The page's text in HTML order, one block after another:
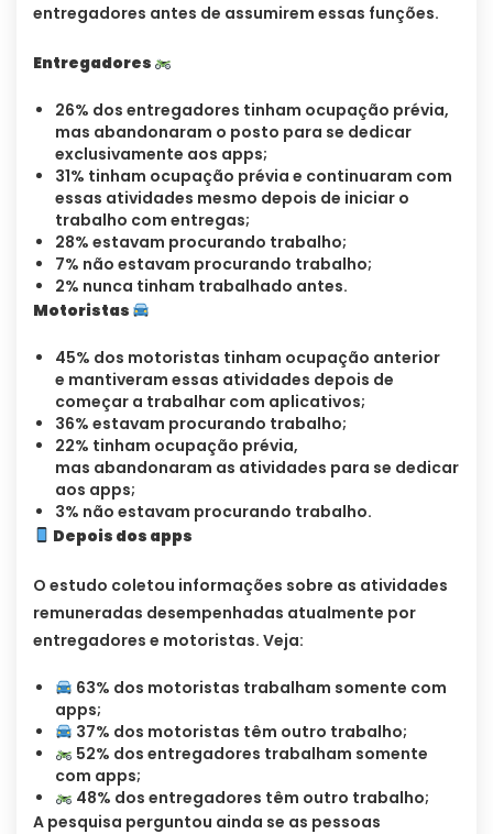
entregadores antes de assumirem essas funções.
Entregadores
26% dos entregadores tinham ocupação prévia,
mas abandonaram o posto para se dedicar
exclusivamente aos apps;
31% tinham ocupação prévia e continuaram com
essas atividades mesmo depois de iniciar o
trabalho com entregas;
28% estavam procurando trabalho;
7% não estavam procurando trabalho;
2% nunca tinham trabalhado antes.
Motoristas
45% dos motoristas tinham ocupação anterior
e mantiveram essas atividades depois de
começar a trabalhar com aplicativos;
36% estavam procurando trabalho;
22% tinham ocupação prévia,
mas abandonaram as atividades para se dedicar
aos apps;
3% não estavam procurando trabalho.
Depois dos apps
O estudo coletou informações sobre as atividades
remuneradas desempenhadas atualmente por
entregadores e motoristas. Veja:
63% dos motoristas trabalham somente com
apps;
37% dos motoristas têm outro trabalho;
52% dos entregadores trabalham somente
com apps;
48% dos entregadores têm outro trabalho;
A pesquisa perguntou ainda se as pessoas